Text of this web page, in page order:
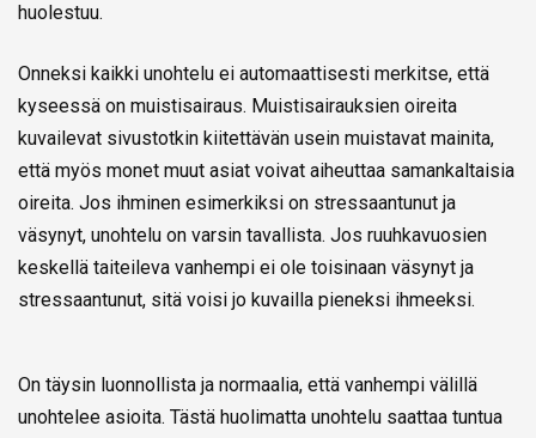
huolestuu.
Onneksi kaikki unohtelu ei automaattisesti merkitse, että
kyseessä on muistisairaus. Muistisairauksien oireita
kuvailevat sivustotkin kiitettävän usein muistavat mainita,
että myös monet muut asiat voivat aiheuttaa samankaltaisia
oireita. Jos ihminen esimerkiksi on stressaantunut ja
väsynyt, unohtelu on varsin tavallista. Jos ruuhkavuosien
keskellä taiteileva vanhempi ei ole toisinaan väsynyt ja
stressaantunut, sitä voisi jo kuvailla pieneksi ihmeeksi.
On täysin luonnollista ja normaalia, että vanhempi välillä
unohtelee asioita. Tästä huolimatta unohtelu saattaa tuntua